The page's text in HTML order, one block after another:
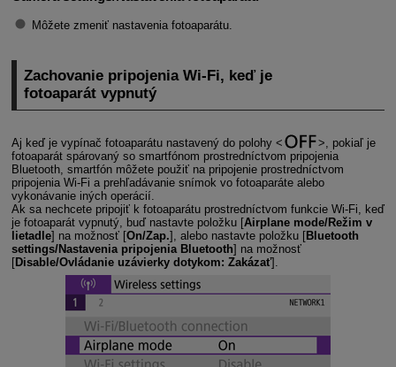
Môžete zmeniť nastavenia fotoaparátu.
Zachovanie pripojeniaWi-Fi, keď je
fotoaparát vypnutý
Aj keď je vypínač fotoaparátu nastavený do polohy
, pokiaľ je
fotoaparát spárovaný so smartfónom prostredníctvom pripojenia
Bluetooth, smartfón môžete použiť na pripojenie prostredníctvom
pripojenia Wi-Fi a prehľadávanie snímok vo fotoaparáte alebo
vykonávanie iných operácií.
Ak sa nechcete pripojiť k fotoaparátu prostredníctvom funkcie Wi-Fi, keď
je fotoaparát vypnutý, buď nastavte položku [Airplane mode/Režim v
lietadle] na možnosť [On/Zap.], alebo nastavte položku [Bluetooth
settings/Nastavenia pripojenia Bluetooth] na možnosť
[Disable/Ovládanie uzávierky dotykom: Zakázať].